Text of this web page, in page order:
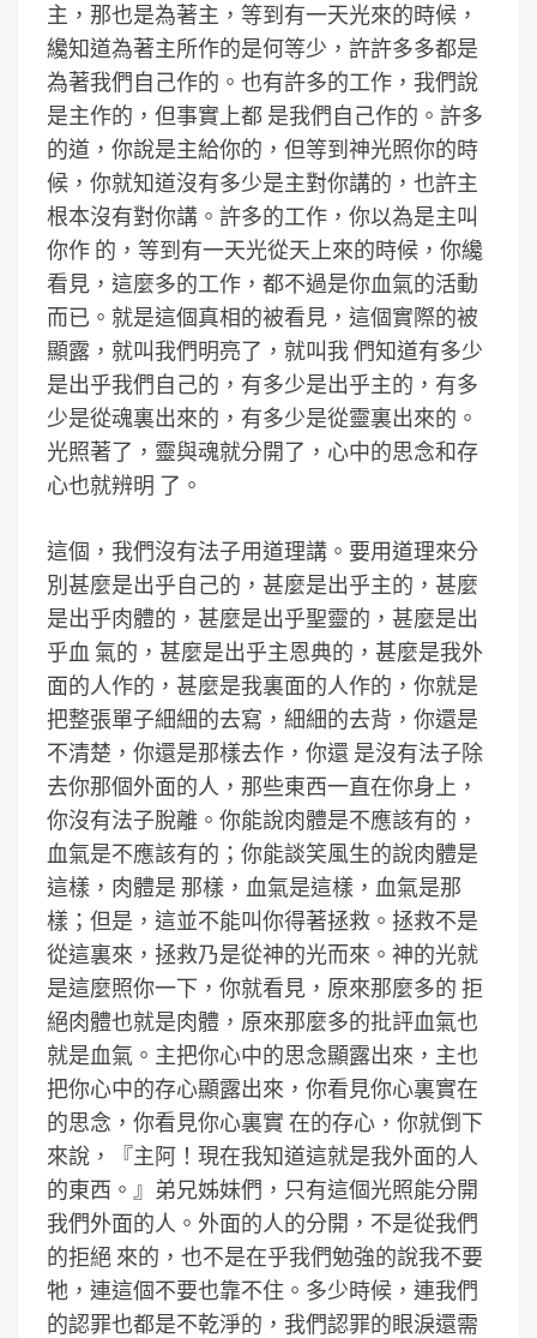
主，那也是為著主，等到有一天光來的時候，
纔知道為著主所作的是何等少，許許多多都是
為著我們自己作的。也有許多的工作，我們說
是主作的，但事實上都 是我們自己作的。許多
的道，你說是主給你的，但等到神光照你的時
候，你就知道沒有多少是主對你講的，也許主
根本沒有對你講。許多的工作，你以為是主叫
你作 的，等到有一天光從天上來的時候，你纔
看見，這麼多的工作，都不過是你血氣的活動
而已。就是這個真相的被看見，這個實際的被
顯露，就叫我們明亮了，就叫我 們知道有多少
是出乎我們自己的，有多少是出乎主的，有多
少是從魂裏出來的，有多少是從靈裏出來的。
光照著了，靈與魂就分開了，心中的思念和存
心也就辨明 了。
這個，我們沒有法子用道理講。要用道理來分
別甚麼是出乎自己的，甚麼是出乎主的，甚麼
是出乎肉體的，甚麼是出乎聖靈的，甚麼是出
乎血 氣的，甚麼是出乎主恩典的，甚麼是我外
面的人作的，甚麼是我裏面的人作的，你就是
把整張單子細細的去寫，細細的去背，你還是
不清楚，你還是那樣去作，你還 是沒有法子除
去你那個外面的人，那些東西一直在你身上，
你沒有法子脫離。你能說肉體是不應該有的，
血氣是不應該有的；你能談笑風生的說肉體是
這樣，肉體是 那樣，血氣是這樣，血氣是那
樣；但是，這並不能叫你得著拯救。拯救不是
從這裏來，拯救乃是從神的光而來。神的光就
是這麼照你一下，你就看見，原來那麼多的 拒
絕肉體也就是肉體，原來那麼多的批評血氣也
就是血氣。主把你心中的思念顯露出來，主也
把你心中的存心顯露出來，你看見你心裏實在
的思念，你看見你心裏實 在的存心，你就倒下
來說，『主阿！現在我知道這就是我外面的人
的東西。』弟兄姊妹們，只有這個光照能分開
我們外面的人。外面的人的分開，不是從我們
的拒絕 來的，也不是在乎我們勉強的說我不要
牠，連這個不要也靠不住。多少時候，連我們
的認罪也都是不乾淨的，我們認罪的眼淚還需